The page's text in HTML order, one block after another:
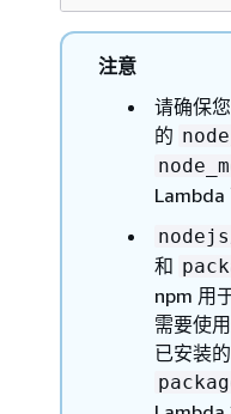
注意
请确保
的
Lambda
和
npm 用
需要使
已安装